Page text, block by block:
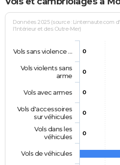
Données 2025 (source : Linternaute.com
l'Intérieur et des Outre-Mer)
0
0
0
0
0
Vols sans violence …
Vols violents sans
arme
Vols avec armes
Vols d'accessoires
sur véhicules
Vols dans les
véhicules
Vols de véhicules